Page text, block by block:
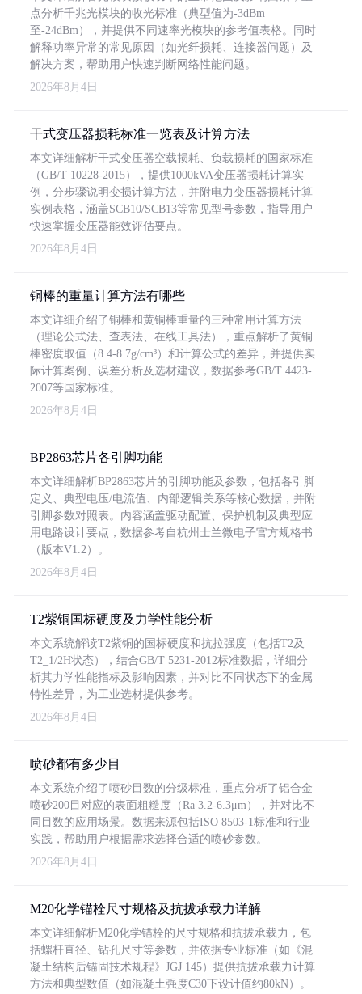
点分析千兆光模块的收光标准（典型值为-3dBm
至-24dBm），并提供不同速率光模块的参考值表格。同时
解释功率异常的常见原因（如光纤损耗、连接器问题）及
解决方案，帮助用户快速判断网络性能问题。
2026年8月4日
干式变压器损耗标准一览表及计算方法
本文详细解析干式变压器空载损耗、负载损耗的国家标准
（GB/T 10228-2015），提供1000kVA变压器损耗计算实
例，分步骤说明变损计算方法，并附电力变压器损耗计算
实例表格，涵盖SCB10/SCB13等常见型号参数，指导用户
快速掌握变压器能效评估要点。
2026年8月4日
铜棒的重量计算方法有哪些
本文详细介绍了铜棒和黄铜棒重量的三种常用计算方法
（理论公式法、查表法、在线工具法），重点解析了黄铜
棒密度取值（8.4-8.7g/cm³）和计算公式的差异，并提供实
际计算案例、误差分析及选材建议，数据参考GB/T 4423-
2007等国家标准。
2026年8月4日
BP2863芯片各引脚功能
本文详细解析BP2863芯片的引脚功能及参数，包括各引脚
定义、典型电压/电流值、内部逻辑关系等核心数据，并附
引脚参数对照表。内容涵盖驱动配置、保护机制及典型应
用电路设计要点，数据参考自杭州士兰微电子官方规格书
（版本V1.2）。
2026年8月4日
T2紫铜国标硬度及力学性能分析
本文系统解读T2紫铜的国标硬度和抗拉强度（包括T2及
T2_1/2H状态），结合GB/T 5231-2012标准数据，详细分
析其力学性能指标及影响因素，并对比不同状态下的金属
特性差异，为工业选材提供参考。
2026年8月4日
喷砂都有多少目
本文系统介绍了喷砂目数的分级标准，重点分析了铝合金
喷砂200目对应的表面粗糙度（Ra 3.2-6.3μm），并对比不
同目数的应用场景。数据来源包括ISO 8503-1标准和行业
实践，帮助用户根据需求选择合适的喷砂参数。
2026年8月4日
M20化学锚栓尺寸规格及抗拔承载力详解
本文详细解析M20化学锚栓的尺寸规格和抗拔承载力，包
括螺杆直径、钻孔尺寸等参数，并依据专业标准（如《混
凝土结构后锚固技术规程》JGJ 145）提供抗拔承载力计算
方法和典型数值（如混凝土强度C30下设计值约80kN）。